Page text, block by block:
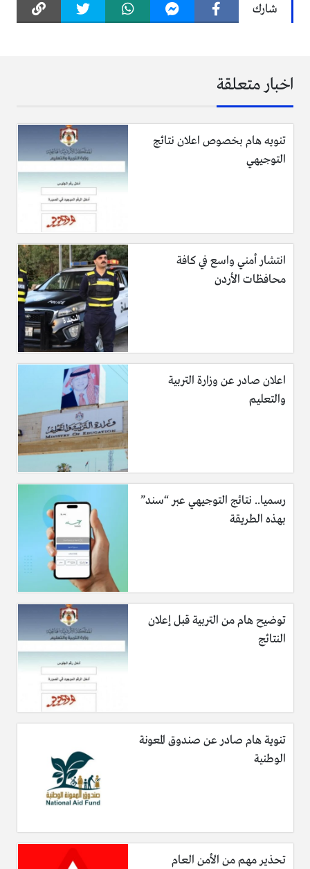
شارك
اخبار متعلقة
تنويه هام بخصوص اعلان نتائج
التوجيهي
انتشار أمني واسع في كافة
محافظات الأردن
اعلان صادر عن وزارة التربية
والتعليم
رسميا.. نتائج التوجيهي عبر “سند”
بهذه الطريقة
توضيح هام من التربية قبل إعلان
النتائج
تنوية هام صادر عن صندوق المعونة
الوطنية
تحذير مهم من الأمن العام